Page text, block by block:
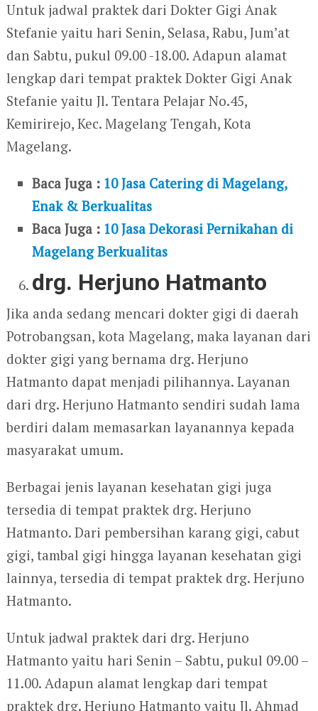
Untuk jadwal praktek dari Dokter Gigi Anak
Stefanie yaitu hari Senin, Selasa, Rabu, Jum’at
dan Sabtu, pukul 09.00 -18.00. Adapun alamat
lengkap dari tempat praktek Dokter Gigi Anak
Stefanie yaitu Jl. Tentara Pelajar No.45,
Kemirirejo, Kec. Magelang Tengah, Kota
Magelang.
Baca Juga : 10 Jasa Catering di Magelang,
Enak & Berkualitas
Baca Juga : 10 Jasa Dekorasi Pernikahan di
Magelang Berkualitas
drg. Herjuno Hatmanto
Jika anda sedang mencari dokter gigi di daerah
Potrobangsan, kota Magelang, maka layanan dari
dokter gigi yang bernama drg. Herjuno
Hatmanto dapat menjadi pilihannya. Layanan
dari drg. Herjuno Hatmanto sendiri sudah lama
berdiri dalam memasarkan layanannya kepada
masyarakat umum.
Berbagai jenis layanan kesehatan gigi juga
tersedia di tempat praktek drg. Herjuno
Hatmanto. Dari pembersihan karang gigi, cabut
gigi, tambal gigi hingga layanan kesehatan gigi
lainnya, tersedia di tempat praktek drg. Herjuno
Hatmanto.
Untuk jadwal praktek dari drg. Herjuno
Hatmanto yaitu hari Senin – Sabtu, pukul 09.00 –
11.00. Adapun alamat lengkap dari tempat
praktek drg. Herjuno Hatmanto yaitu Jl. Ahmad